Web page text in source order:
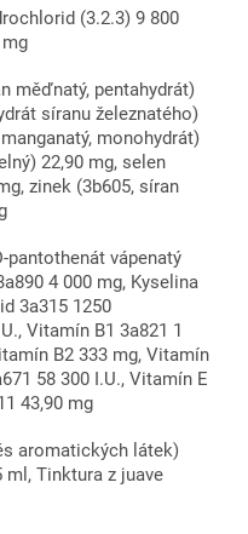
(3.2.3) 9 800
měďnatý, pentahydrát)
síranu železnatého)
monohydrát)
22,90 mg, selen
zinek (3b605, síran
vápenatý
4 000 mg, Kyselina
3a315 1250
Vitamín B1 3a821 1
B2 333 mg, Vitamín
58 300 I.U., Vitamín E
43,90 mg
aromatických látek)
ml, Tinktura z juave